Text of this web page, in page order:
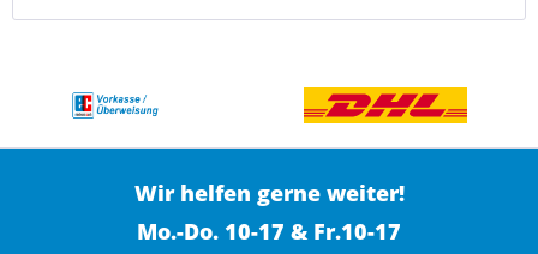
Wir helfen gerne weiter!
Mo.-Do. 10-17 & Fr.10-17